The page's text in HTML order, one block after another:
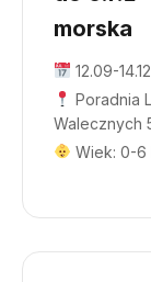
morska
12.09-
Poradnia
Walecznych
Wiek: 0-6